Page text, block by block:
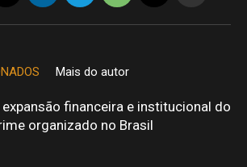
Mais do autor
expansão financeira e institucional do
organizado no Brasil